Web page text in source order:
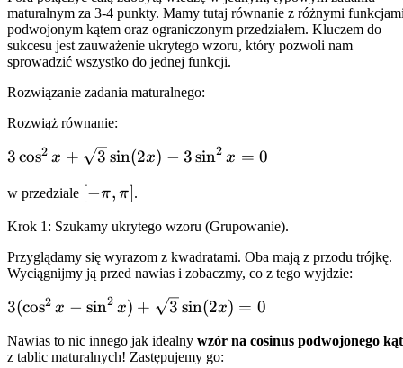
maturalnym za 3-4 punkty. Mamy tutaj równanie z różnymi
podwojonym kątem oraz ograniczonym przedziałem. Kluczem do
sukcesu jest zauważenie ukrytego wzoru, który pozwoli nam
sprowadzić wszystko do jednej funkcji.
Rozwiązanie zadania maturalnego:
Rozwiąż równanie:
3\cos^2 x +
- 3\sin^2 x = 0
3cos2 x + 3 sin(2x) − 3sin2 x = 0
w przedziale [-
\pi]
[−π, π].
Krok 1: Szukamy ukrytego wzoru (Grupowanie).
Przyglądamy się wyrazom z kwadratami. Oba mają z przodu trójkę.
Wyciągnijmy ją przed nawias i zobaczmy, co z tego wyjdzie:
3(\cos^2 x -
\sqrt{3}\sin(2x)
3(cos2 x − sin2 x) + 3 sin(2x) = 0
Nawias to nic innego jak idealny wzór na cosinus podwojonego
z tablic maturalnych! Zastępujemy go: